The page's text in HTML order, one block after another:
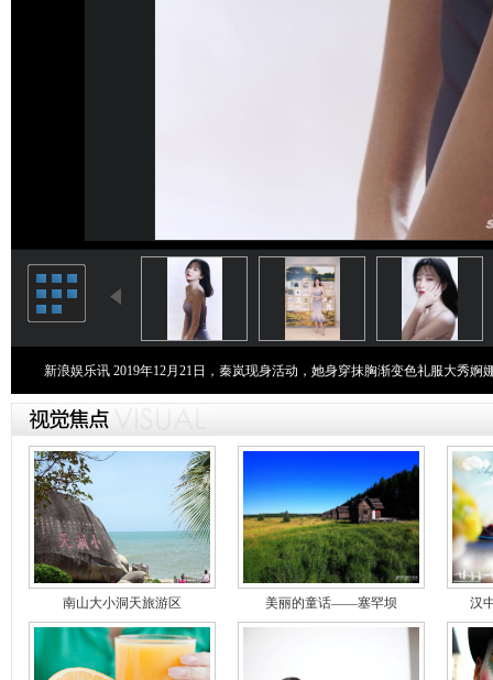
新浪娱乐讯 2019年12月21日，秦岚现身活动，她身穿抹胸渐变色礼服大秀
南山大小洞天旅游区 美丽的童话——塞罕坝 汉